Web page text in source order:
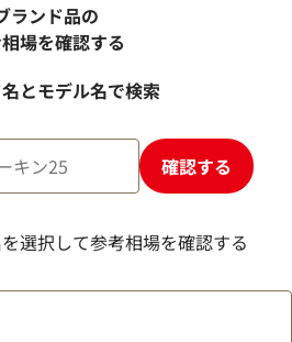
ですが、査定だけお願いできます
すか？
ランド品の
場を確認する
とモデル名で検索
確認する
選択して参考相場を確認する